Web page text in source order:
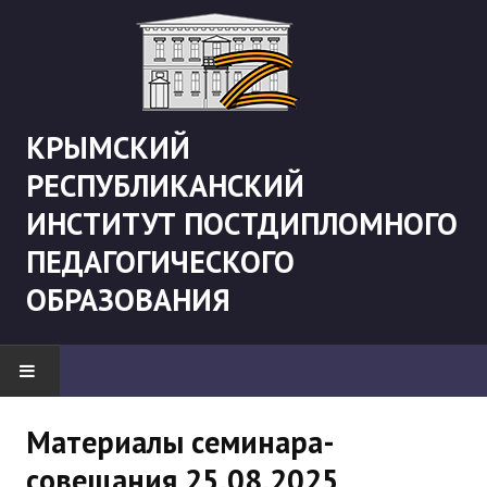
КРЫМСКИЙ
РЕСПУБЛИКАНСКИЙ
ИНСТИТУТ ПОСТДИПЛОМНОГО
ПЕДАГОГИЧЕСКОГО
ОБРАЗОВАНИЯ
"Боевая" русистика
Материалы семинара-